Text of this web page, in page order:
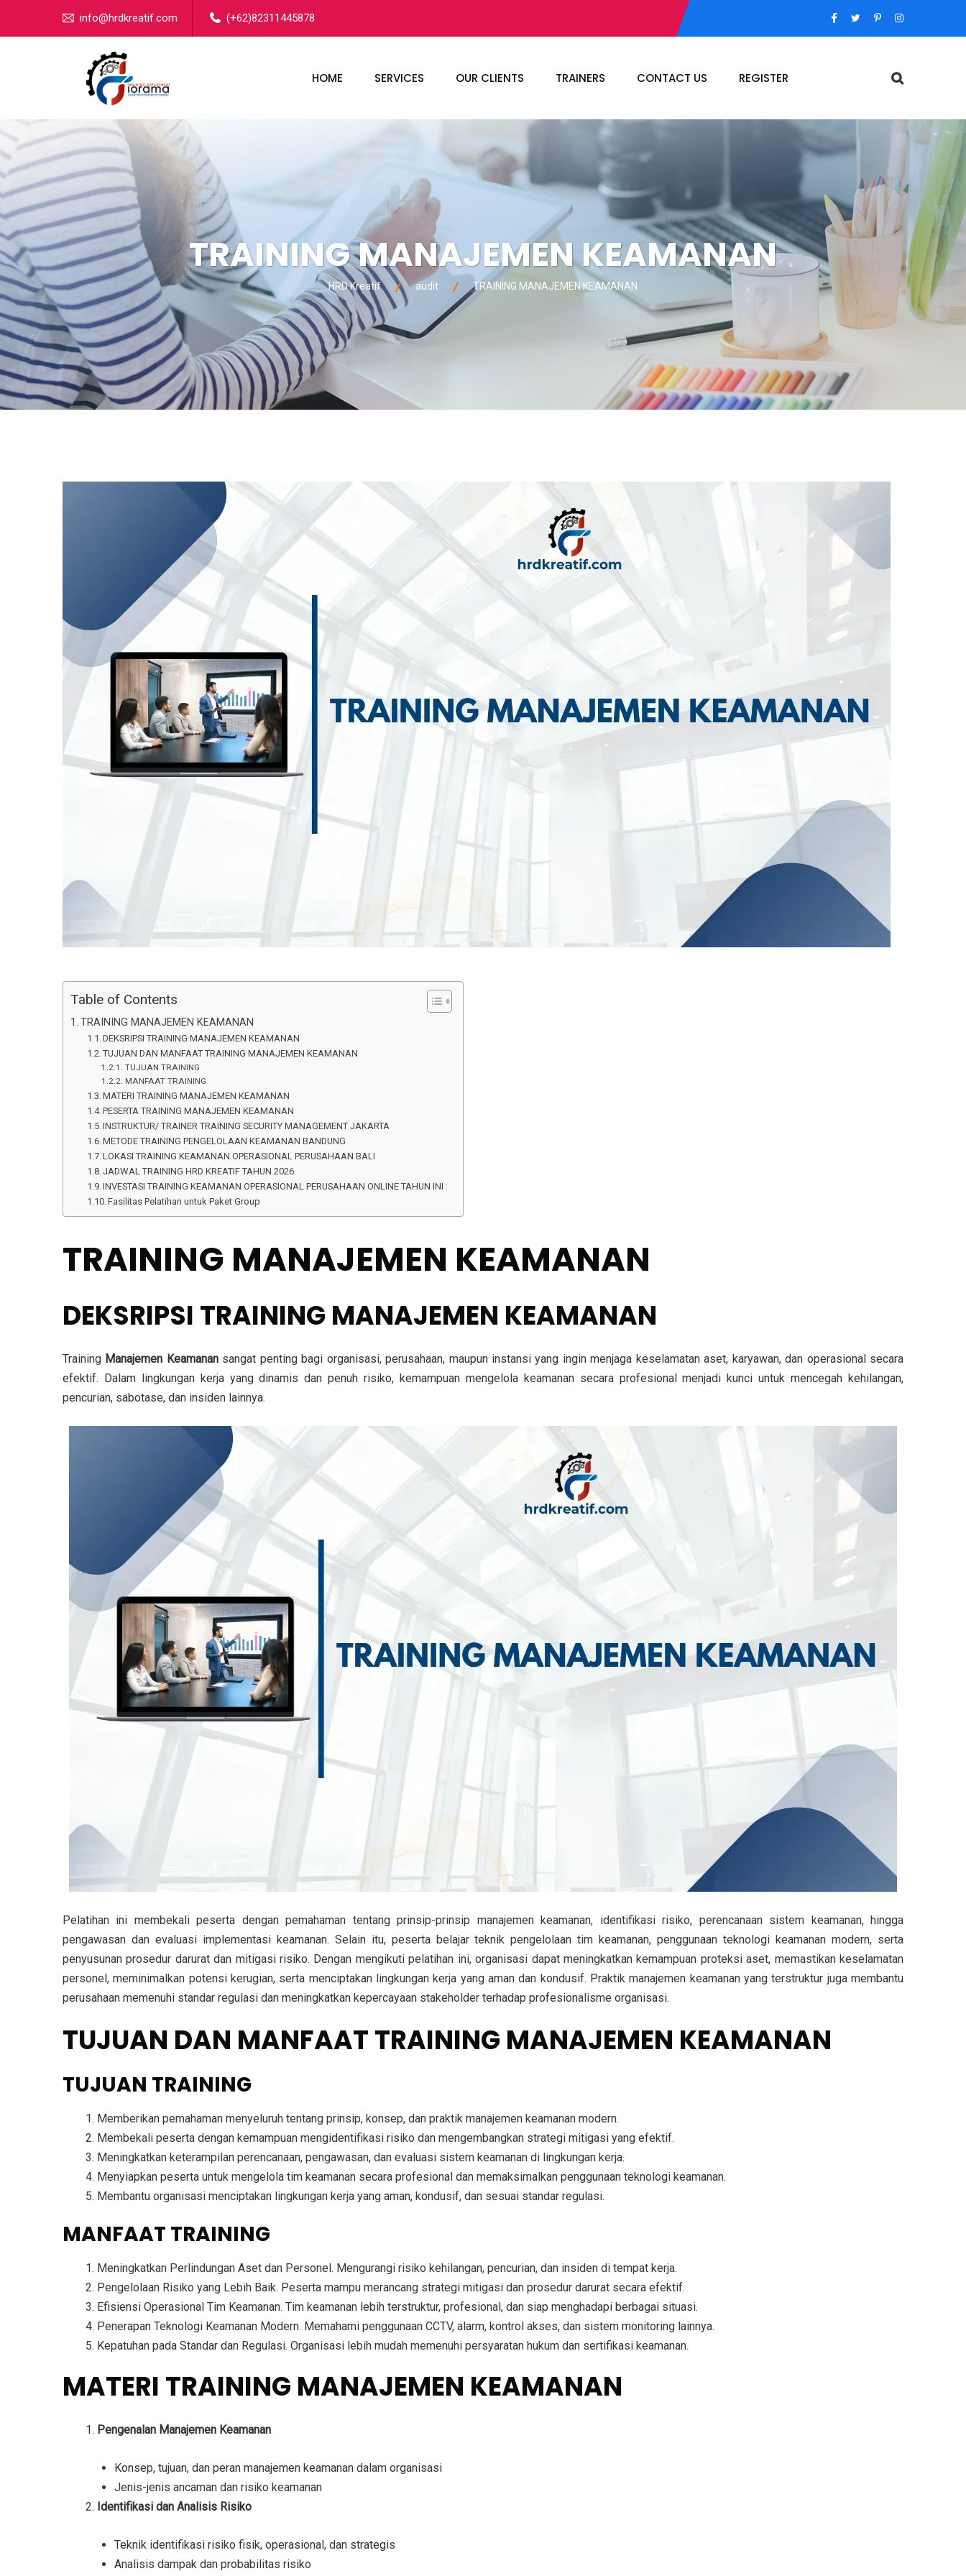
info@hrdkreatif.com (+62)82311445878
HOME SERVICES OUR CLIENTS TRAINERS CONTACT US REGISTER
TRAINING MANAJEMEN KEAMANAN
HRD Kreatif audit TRAINING MANAJEMEN KEAMANAN
Table of Contents
TRAINING MANAJEMEN KEAMANAN
DEKSRIPSI TRAINING MANAJEMEN KEAMANAN
TUJUAN DAN MANFAAT TRAINING MANAJEMEN KEAMANAN
TUJUAN TRAINING
MANFAAT TRAINING
MATERI TRAINING MANAJEMEN KEAMANAN
PESERTA TRAINING MANAJEMEN KEAMANAN
INSTRUKTUR/ TRAINER TRAINING SECURITY MANAGEMENT JAKARTA
METODE TRAINING PENGELOLAAN KEAMANAN BANDUNG
LOKASI TRAINING KEAMANAN OPERASIONAL PERUSAHAAN BALI
JADWAL TRAINING HRD KREATIF TAHUN 2026
INVESTASI TRAINING KEAMANAN OPERASIONAL PERUSAHAAN ONLINE TAHUN INI :
Fasilitas Pelatihan untuk Paket Group
TRAINING MANAJEMEN KEAMANAN
DEKSRIPSI TRAINING MANAJEMEN KEAMANAN
Training Manajemen Keamanansangat penting bagi organisasi, perusahaan, maupun instansi yang ingin menjaga keselamatan aset, karyawan, dan operasional secara
efektif. Dalam lingkungan kerja yang dinamis dan penuh risiko, kemampuan mengelola keamanan secara profesional menjadi kunci untuk mencegah kehilangan,
pencurian, sabotase, dan insiden lainnya.
Pelatihan ini membekali peserta dengan pemahaman tentang prinsip-prinsip manajemen keamanan, identifikasi risiko, perencanaan sistem keamanan, hingga
pengawasan dan evaluasi implementasi keamanan. Selain itu, peserta belajar teknik pengelolaan tim keamanan, penggunaan teknologi keamanan modern, serta
penyusunan prosedur darurat dan mitigasi risiko. Dengan mengikuti pelatihan ini, organisasi dapat meningkatkan kemampuan proteksi aset, memastikan keselamatan
personel, meminimalkan potensi kerugian, serta menciptakan lingkungan kerja yang aman dan kondusif. Praktik manajemen keamanan yang terstruktur juga membantu
perusahaan memenuhi standar regulasi dan meningkatkan kepercayaan stakeholder terhadap profesionalisme organisasi.
TUJUAN DAN MANFAAT TRAINING MANAJEMEN KEAMANAN
TUJUAN TRAINING
Memberikan pemahaman menyeluruh tentang prinsip, konsep, dan praktik manajemen keamanan modern.
Membekali peserta dengan kemampuan mengidentifikasi risiko dan mengembangkan strategi mitigasi yang efektif.
Meningkatkan keterampilan perencanaan, pengawasan, dan evaluasi sistem keamanan di lingkungan kerja.
Menyiapkan peserta untuk mengelola tim keamanan secara profesional dan memaksimalkan penggunaan teknologi keamanan.
Membantu organisasi menciptakan lingkungan kerja yang aman, kondusif, dan sesuai standar regulasi.
MANFAAT TRAINING
Meningkatkan Perlindungan Aset dan Personel. Mengurangi risiko kehilangan, pencurian, dan insiden di tempat kerja.
Pengelolaan Risiko yang Lebih Baik. Peserta mampu merancang strategi mitigasi dan prosedur darurat secara efektif.
Efisiensi Operasional Tim Keamanan. Tim keamanan lebih terstruktur, profesional, dan siap menghadapi berbagai situasi.
Penerapan Teknologi Keamanan Modern. Memahami penggunaan CCTV, alarm, kontrol akses, dan sistem monitoring lainnya.
Kepatuhan pada Standar dan Regulasi. Organisasi lebih mudah memenuhi persyaratan hukum dan sertifikasi keamanan.
MATERI TRAINING MANAJEMEN KEAMANAN
Pengenalan Manajemen Keamanan
Konsep, tujuan, dan peran manajemen keamanan dalam organisasi
Jenis-jenis ancaman dan risiko keamanan
Identifikasi dan Analisis Risiko
Teknik identifikasi risiko fisik, operasional, dan strategis
Analisis dampak dan probabilitas risiko